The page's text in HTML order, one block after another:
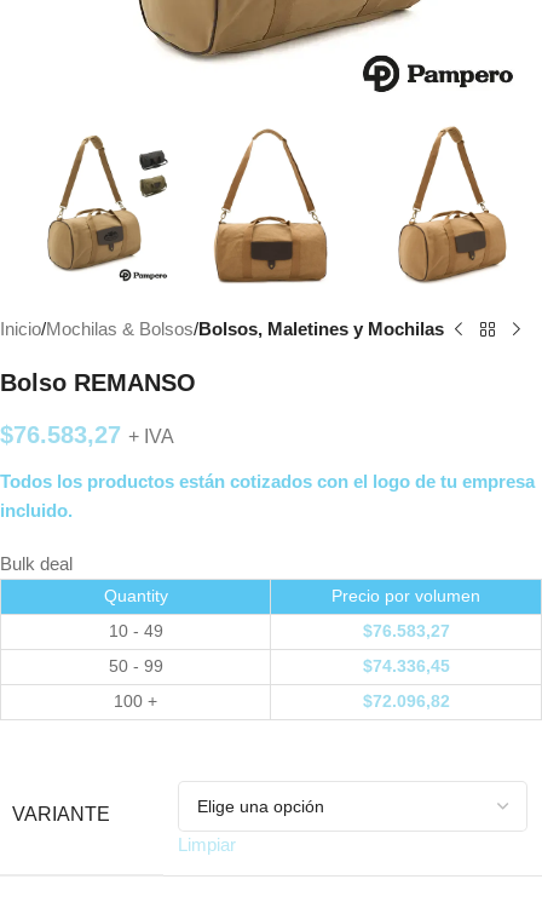
Inicio Mochilas & Bolsos Bolsos, Maletines y Mochilas
Bolso REMANSO
$76.583,27 + IVA
Todos los productos están cotizados con el logo de tu empresa
incluido.
Bulk deal
Quantity
Precio por volumen
10 - 49
$76.583,27
50 - 99
$74.336,45
100 +
$72.096,82
VARIANTE
Limpiar